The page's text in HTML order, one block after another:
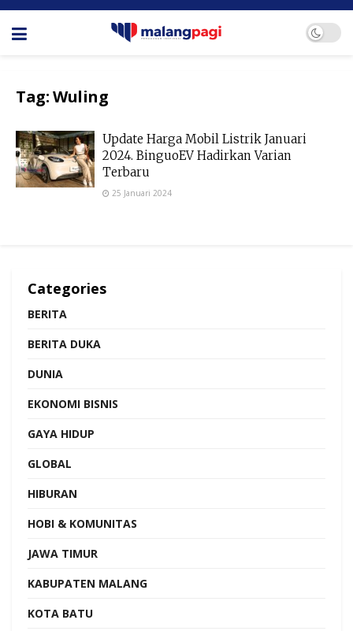
Tag:Wuling
Update Harga Mobil Listrik Januari
2024. BinguoEV Hadirkan Varian
Terbaru
25 Januari 2024
Categories
BERITA
BERITA DUKA
DUNIA
EKONOMI BISNIS
GAYA HIDUP
GLOBAL
HIBURAN
HOBI & KOMUNITAS
JAWA TIMUR
KABUPATEN MALANG
KOTA BATU